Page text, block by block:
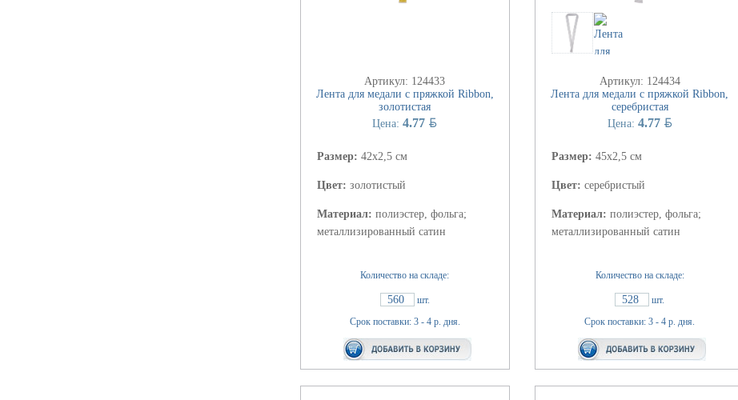
Артикул: 124433
Лента для медали с пряжкой Ribbon,
золотистая
Цена: 4.77 BYN
Размер: 42х2,5 см
Цвет: золотистый
Материал: полиэстер, фольга;
металлизированный сатин
Количество на складе:
560
шт.
Срок поставки: 3 - 4 р. дня.
Артикул: 124434
Лента для медали с пряжкой Ribbon,
серебристая
Цена: 4.77 BYN
Размер: 45х2,5 см
Цвет: серебристый
Материал: полиэстер, фольга;
металлизированный сатин
Количество на складе:
528
шт.
Срок поставки: 3 - 4 р. дня.